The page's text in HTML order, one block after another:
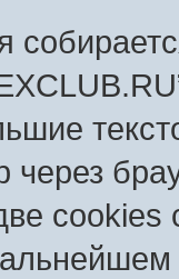
cookies